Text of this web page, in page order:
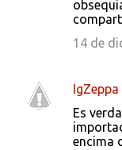
14 de
IgZeppa
Es
encima